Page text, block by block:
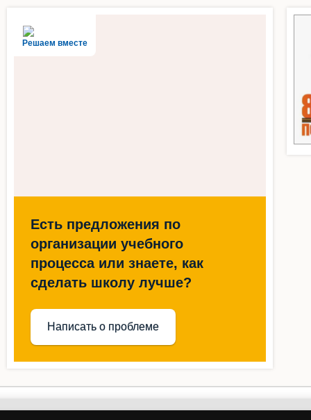
Решаем вместе
Есть предложения по
организации учебного
процесса или знаете, как
сделать школу лучше?
Написать о проблеме